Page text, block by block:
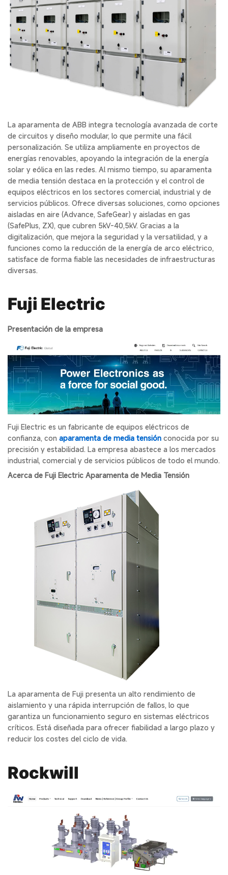
La aparamenta de ABB integra tecnología avanzada de corte
de circuitos y diseño modular, lo que permite una fácil
personalización. Se utiliza ampliamente en proyectos de
energías renovables, apoyando la integración de la energía
solar y eólica en las redes. Al mismo tiempo, su aparamenta
de media tensión destaca en la protección y el control de
equipos eléctricos en los sectores comercial, industrial y de
servicios públicos. Ofrece diversas soluciones, como opciones
aisladas en aire (Advance, SafeGear) y aisladas en gas
(SafePlus, ZX), que cubren 5kV-40,5kV. Gracias a la
digitalización, que mejora la seguridad y la versatilidad, y a
funciones como la reducción de la energía de arco eléctrico,
satisface de forma fiable las necesidades de infraestructuras
diversas.
Fuji Electric
Presentación de la empresa
Fuji Electric es un fabricante de equipos eléctricos de
confianza, con aparamenta de media tensión conocida por su
precisión y estabilidad. La empresa abastece a los mercados
industrial, comercial y de servicios públicos de todo el mundo.
Acerca de Fuji Electric Aparamenta de Media Tensión
La aparamenta de Fuji presenta un alto rendimiento de
aislamiento y una rápida interrupción de fallos, lo que
garantiza un funcionamiento seguro en sistemas eléctricos
críticos. Está diseñada para ofrecer fiabilidad a largo plazo y
reducir los costes del ciclo de vida.
Rockwill